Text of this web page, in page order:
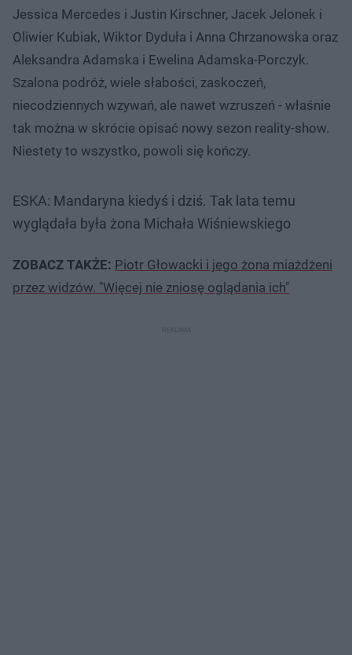
Jessica Mercedes i Justin Kirschner, Jacek Jelonek i
Oliwier Kubiak, Wiktor Dyduła i Anna Chrzanowska oraz
Aleksandra Adamska i Ewelina Adamska-Porczyk.
Szalona podróż, wiele słabości, zaskoczeń,
niecodziennych wzywań, ale nawet wzruszeń - właśnie
tak można w skrócie opisać nowy sezon reality-show.
Niestety to wszystko, powoli się kończy.
ESKA: Mandaryna kiedyś i dziś. Tak lata temu
wyglądała była żona Michała Wiśniewskiego
ZOBACZ TAKŻE: Piotr Głowacki i jego żona miażdżeni
przez widzów. "Więcej nie zniosę oglądania ich"